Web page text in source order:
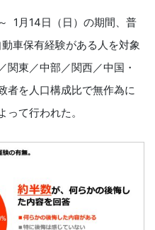
1月14日（日）の期間、普
車保有経験がある人を対象
関東／中部／関西／中国・
者を人口構成比で無作為に
て行われた。